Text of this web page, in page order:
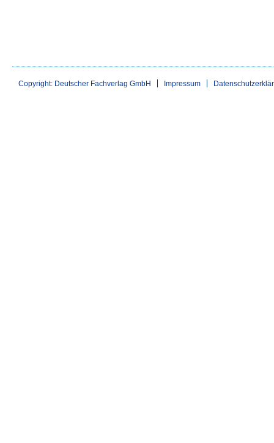
Copyright: Deutscher Fachverlag GmbH Impressum